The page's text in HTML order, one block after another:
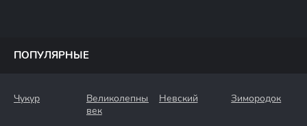
ПОПУЛЯРНЫЕ
Чукур
Великолепный
век
Невский Зимородок